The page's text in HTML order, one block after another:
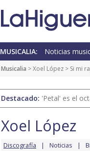
MUSICALIA: Noticias
Musicalia >Xoel López > Si mi
Destacado: 'Petal' es el
Xoel López
Discografía Noticias